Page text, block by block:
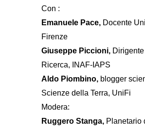
Con :
Emanuele Pace, Docente
Firenze
Giuseppe Piccioni,
Ricerca, INAF-IAPS
Aldo Piombino, blogger
Scienze della Terra, UniFi
Modera:
Ruggero Stanga, Planetario